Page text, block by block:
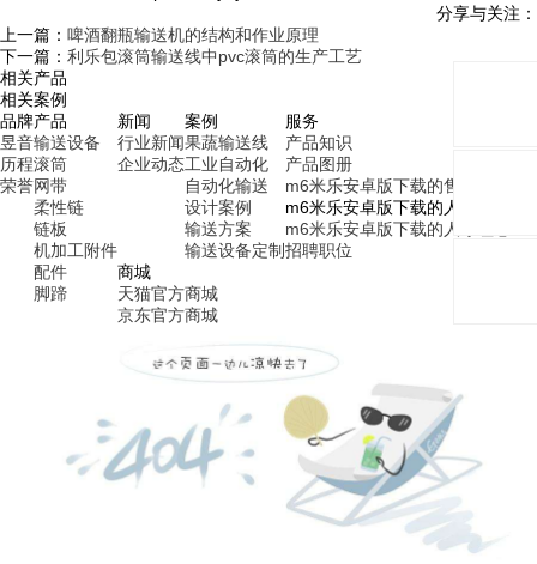
分享与关注：
上一篇： 啤酒翻瓶输送机的结构和作业原理
下一篇： 利乐包滚筒输送线中pvc滚筒的生产工艺
相关产品
相关案例
品牌
昱音
历程
荣誉
产品
输送设备
滚筒
网带
柔性链
链板
机加工附件
配件
脚蹄
新闻
行业新闻
企业动态
案例
果蔬输送线
工业自动化
自动化输送
设计案例
输送方案
输送设备定制
服务
产品知识
产品图册
m6米乐安卓版下载的售后服务
m6米乐安卓版下载的人才招聘
m6米乐安卓版下载的人才理念
招聘职位
商城
天猫官方商城
京东官方商城